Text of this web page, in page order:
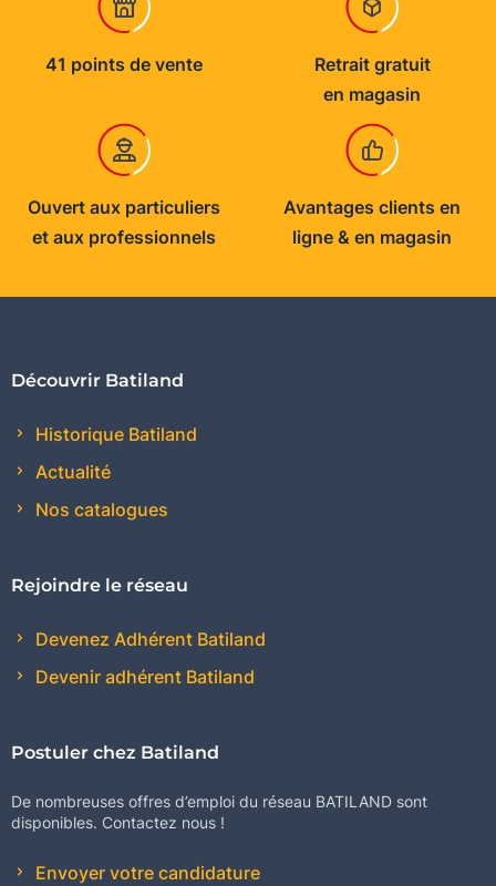
41 points de vente
Retrait gratuit
en magasin
Ouvert aux particuliers
et aux professionnels
Avantages clients en
ligne & en magasin
Découvrir Batiland
Historique Batiland
Actualité
Nos catalogues
Rejoindre le réseau
Devenez Adhérent Batiland
Devenir adhérent Batiland
Postuler chez Batiland
De nombreuses offres d’emploi du réseau BATILAND sont
disponibles. Contactez nous !
Envoyer votre candidature